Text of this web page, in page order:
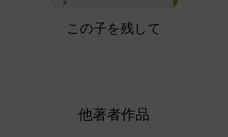
この子を残して
他著者作品